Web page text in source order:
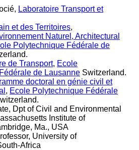
Laboratoire Transport et
et des Territoires,
Naturel, Architectural
Polytechnique Fédérale de
de Transport, Ecole
de Lausanne Switzerland.
doctoral en génie civil et
, Ecole Polytechnique Fédérale
Dpt of Civil and Environmental
Institute of
Ma., USA
University of
Africa